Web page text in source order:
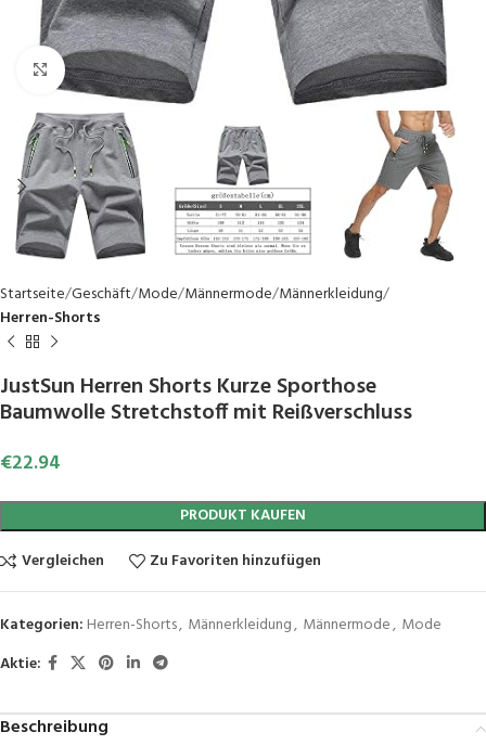
Click to enlarge
Startseite Geschäft Mode Männermode Männerkleidung
Herren-Shorts
JustSun Herren Shorts Kurze Sporthose
Baumwolle Stretchstoff mit Reißverschluss
€22.94
PRODUKT KAUFEN
Vergleichen
Zu Favoriten hinzufügen
Kategorien: Herren-Shorts, Männerkleidung, Männermode, Mode
Aktie:
Beschreibung